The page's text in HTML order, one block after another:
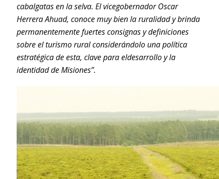
cabalgatas en la selva. El vicegobernador Oscar
Herrera Ahuad, conoce muy bien la ruralidad y brinda
permanentemente fuertes consignas y definiciones
sobre el turismo rural considerándolo una política
estratégica de esta, clave para eldesarrollo y la
identidad de Misiones”.